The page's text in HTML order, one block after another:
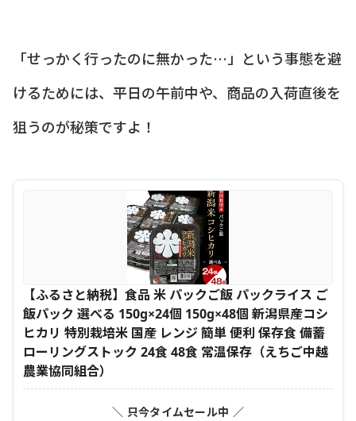
「せっかく行ったのに無かった…」という事態を避
けるためには、平日の午前中や、商品の入荷直後を
狙うのが秘策ですよ！
【ふるさと納税】食品 米 パックご飯 パックライス ご
飯パック 選べる 150g×24個 150g×48個 新潟県産コシ
ヒカリ 特別栽培米 国産 レンジ 簡単 便利 保存食 備蓄
ローリングストック 24食 48食 常温保存（えちご中越
農業協同組合）
＼ 只今タイムセール中 ／